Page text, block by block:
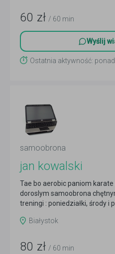
60 zł / 60 min
Wyślij
Ostatnia aktywność:
samoobrona
jan kowalski
Tae bo aerobic paniom
doroslym samoobrona
treningi : poniedziałki, środy i
Białystok
80 zł / 60 min